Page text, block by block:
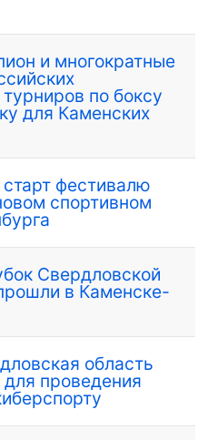
и многократные
по боксу
для Каменских
фестивалю
спортивном
Свердловской
в Каменске-
область
проведения